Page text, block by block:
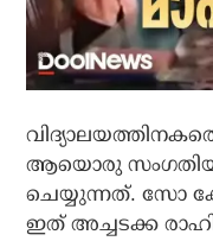
ആയൊരു
ചെയ്യുന്നത്. സോ
ഇത് അച്ചടക്ക